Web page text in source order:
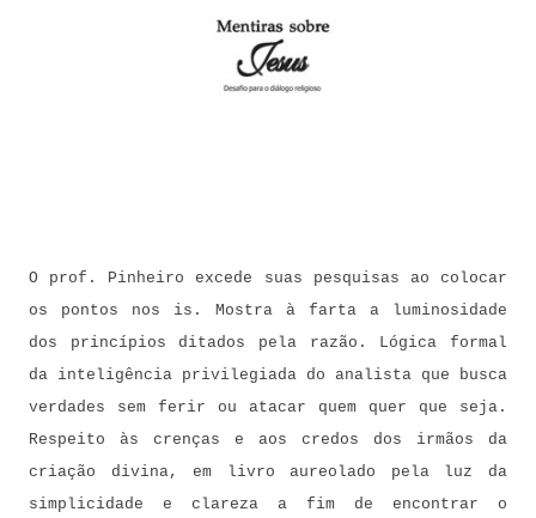
O prof. Pinheiro excede suas pesquisas ao colocar
os pontos nos is. Mostra à farta a luminosidade
dos princípios ditados pela razão. Lógica formal
da inteligência privilegiada do analista que busca
verdades sem ferir ou atacar quem quer que seja.
Respeito às crenças e aos credos dos irmãos da
criação divina, em livro aureolado pela luz da
simplicidade e clareza a fim de encontrar o